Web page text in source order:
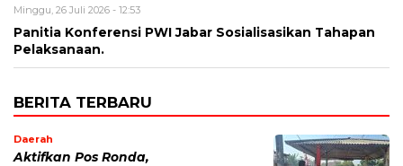
Minggu, 26 Juli 2026 - 12:53
Panitia Konferensi PWI Jabar Sosialisasikan Tahapan
Pelaksanaan.
BERITA TERBARU
Daerah
Aktifkan Pos Ronda,